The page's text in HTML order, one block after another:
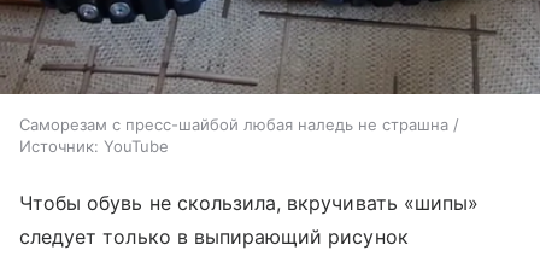
Саморезам с пресс-шайбой любая наледь не страшна /
Источник: YouTube
Чтобы обувь не скользила, вкручивать «шипы»
следует только в выпирающий рисунок